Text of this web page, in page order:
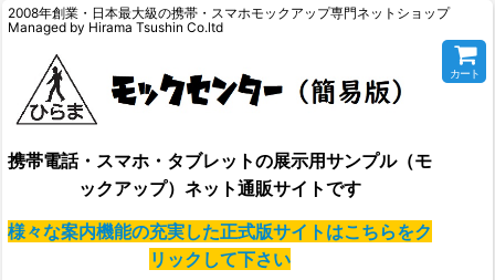
2008年創業・日本最大級の携帯・スマホモックアップ専門ネットショップ
Managed by Hirama Tsushin Co.ltd
携帯電話・スマホ・タブレットの展示用サンプル（モ
ックアップ）ネット通販サイトです
様々な案内機能の充実した正式版サイトはこちらをク
リックして下さい
カート